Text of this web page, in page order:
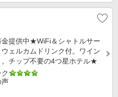
金提供中★WiFi＆シャトルサー
ウェルカムドリンク付。ワイン
。チップ不要の4つ星ホテル★
声